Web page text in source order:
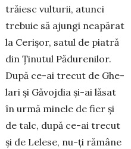
trăiesc vul­turii, atunci
tre­buie să ajungi neapărat
la Cerișor, satul de piatră
din Ținutul Pădurenilor.
Du­pă ce-ai trecut de Ghe­
lari și Găvojdia și-ai lăsat
în urmă minele de fier și
de talc, după ce-ai trecut
și de Lelese, nu-ți rămâne